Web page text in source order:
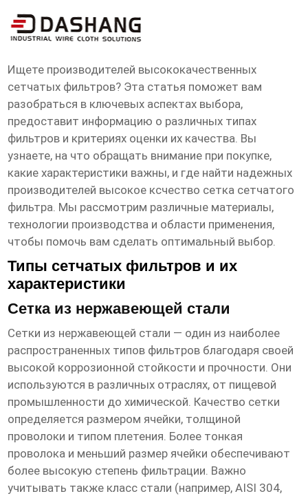
высокое ксчество сетка сетчатого
фильтра Производители
Ищете производителей высококачественных
сетчатых фильтров? Эта статья поможет вам
разобраться в ключевых аспектах выбора,
предоставит информацию о различных типах
фильтров и критериях оценки их качества. Вы
узнаете, на что обращать внимание при покупке,
какие характеристики важны, и где найти надежных
производителей высокое ксчество сетка сетчатого
фильтра. Мы рассмотрим различные материалы,
технологии производства и области применения,
чтобы помочь вам сделать оптимальный выбор.
Типы сетчатых фильтров и их
характеристики
Сетка из нержавеющей стали
Сетки из нержавеющей стали — один из наиболее
распространенных типов фильтров благодаря своей
высокой коррозионной стойкости и прочности. Они
используются в различных отраслях, от пищевой
промышленности до химической. Качество сетки
определяется размером ячейки, толщиной
проволоки и типом плетения. Более тонкая
проволока и меньший размер ячейки обеспечивают
более высокую степень фильтрации. Важно
учитывать также класс стали (например, AISI 304,